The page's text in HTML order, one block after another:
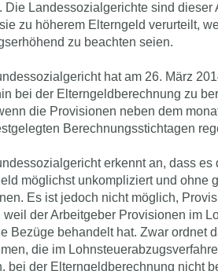
Die Landessozialgerichte sind dieser
zu höherem Elterngeld verurteilt,
zu beachten seien.
hat am 26. März
bei der Elterngeldberechnung zu
die Provisionen neben dem
Berechnungsstichtagen
erkennt an, dass
möglichst unkompliziert und ohne
Es ist jedoch nicht möglich,
weil der Arbeitgeber Provisionen im
Bezüge behandelt hat. Zwar ordnet
die im
bei der Elterngeldberechnung nicht